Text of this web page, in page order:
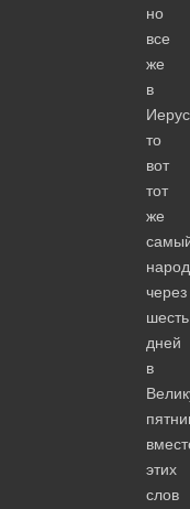
но
все
же
в
то
вот
тот
же
народ
через
шесть
дней
в
этих
слов